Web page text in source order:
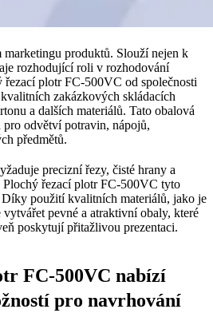
marketingu produktů. Slouží nejen k
rozhodující roli v rozhodování
řezací plotr FC-500VC od společnosti
zakázkových skládacích
a dalších materiálů. Tato obalová
pro odvětví potravin, nápojů,
předmětů.
precizní řezy, čisté hrany a
řezací plotr FC-500VC tyto
použití kvalitních materiálů, jako je
pevné a atraktivní obaly, které
poskytují přitažlivou prezentaci.
FC-500VC nabízí
pro navrhování